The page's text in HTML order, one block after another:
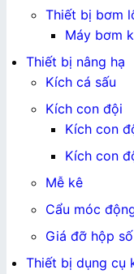
Thiết bị bơm
Máy bơm
Thiết bị nâng hạ
Kích cá sấu
Kích con đội
Kích con
Kích con
Mễ kê
Cẩu móc
Giá đỡ hộp
Thiết bị dụng cụ